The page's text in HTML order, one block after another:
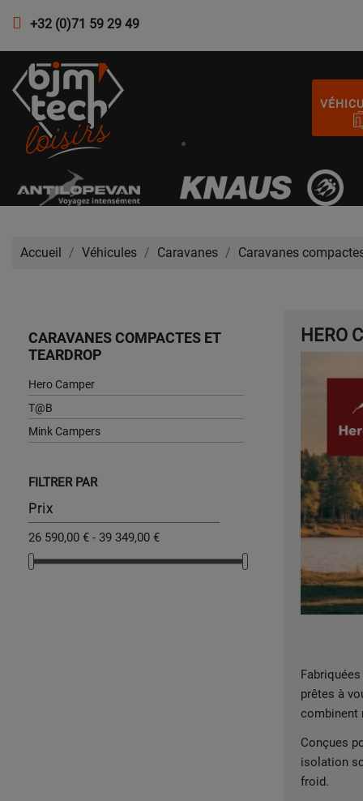
+32 (0)71 59 29 49
Accueil Véhicules Caravanes Caravanes
CARAVANES COMPACTES ET
TEARDROP
Hero Camper
T@B
Mink Campers
FILTRER PAR
Prix
26 590,00 € - 39 349,00 €
HERO
prêtes à
combinent
Conçues
isolation
froid.